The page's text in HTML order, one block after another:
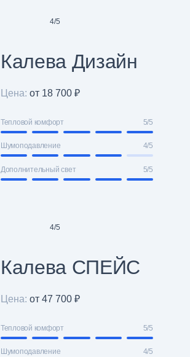
4/5
Калева Дизайн
Цена: от 18 700 ₽
Тепловой комфорт 5/5
Шумоподавление 4/5
Дополнительный свет 5/5
4/5
Калева СПЕЙС
Цена: от 47 700 ₽
Тепловой комфорт 5/5
Шумоподавление 4/5